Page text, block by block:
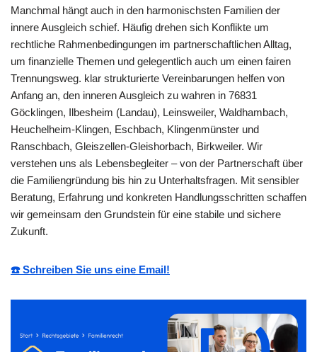
Manchmal hängt auch in den harmonischsten Familien der
innere Ausgleich schief. Häufig drehen sich Konflikte um
rechtliche Rahmenbedingungen im partnerschaftlichen Alltag,
um finanzielle Themen und gelegentlich auch um einen fairen
Trennungsweg. klar strukturierte Vereinbarungen helfen von
Anfang an, den inneren Ausgleich zu wahren in 76831
Göcklingen, Ilbesheim (Landau), Leinsweiler, Waldhambach,
Heuchelheim-Klingen, Eschbach, Klingenmünster und
Ranschbach, Gleiszellen-Gleishorbach, Birkweiler. Wir
verstehen uns als Lebensbegleiter – von der Partnerschaft über
die Familiengründung bis hin zu Unterhaltsfragen. Mit sensibler
Beratung, Erfahrung und konkreten Handlungsschritten schaffen
wir gemeinsam den Grundstein für eine stabile und sichere
Zukunft.
☎️ Schreiben Sie uns eine Email!